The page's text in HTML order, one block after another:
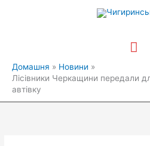
Домашня
Новини
Лісівники Черкащини передали
автівку